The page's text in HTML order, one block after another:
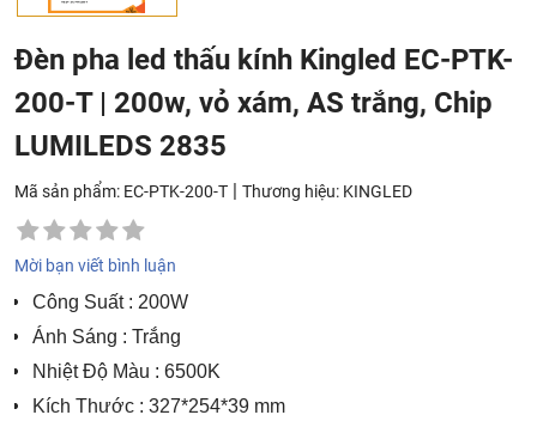
Đèn pha led thấu kính Kingled EC-PTK-
200-T | 200w, vỏ xám, AS trắng, Chip
LUMILEDS 2835
Mã sản phẩm: EC-PTK-200-T | Thương hiệu: KINGLED
Mời bạn viết bình luận
Công Suất: 200W
Ánh Sáng : Trắng
Nhiệt Độ Màu : 6500K
Kích Thước : 327*254*39 mm